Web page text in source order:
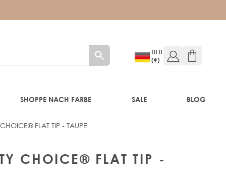
DEU
(€)
SHOPPE NACH FARBE SALE BLOG
FLAT TIP - TAUPE
CHOICE® FLAT TIP -